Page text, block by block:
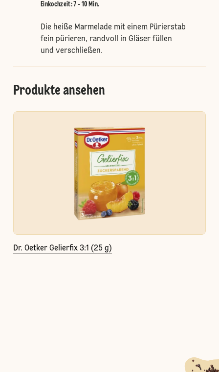
Einkochzeit: 7 - 10 Min.
Die heiße Marmelade mit einem Pürierstab
fein pürieren, randvoll in Gläser füllen
und verschließen.
Produkte ansehen
Dr. Oetker Gelierfix 3:1 (25 g)